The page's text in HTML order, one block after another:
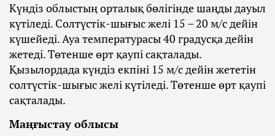
Күндіз облыстың орталық бөлігінде шаңды дауыл
күтіледі. Солтүстік-шығыс желі 15 – 20 м/с дейін
күшейеді. Ауа температурасы 40 градусқа дейін
жетеді. Төтенше өрт қаупі сақталады.
Қызылордада күндіз екпіні 15 м/с дейін жететін
солтүстік-шығыс желі күтіледі. Төтенше өрт қаупі
сақталады.
Маңғыстау облысы